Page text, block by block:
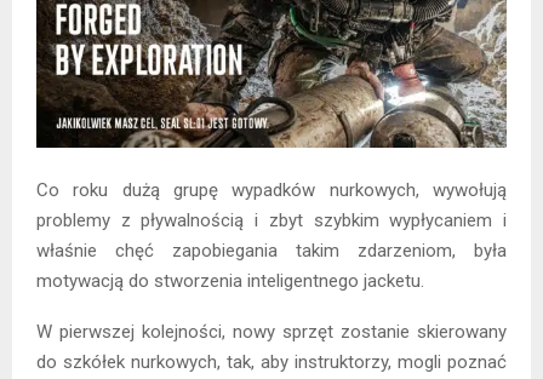
Co roku dużą grupę wypadków nurkowych, wywołują
problemy z pływalnością i zbyt szybkim wypłycaniem i
właśnie chęć zapobiegania takim zdarzeniom, była
motywacją do stworzenia inteligentnego jacketu.
W pierwszej kolejności, nowy sprzęt zostanie skierowany
do szkółek nurkowych, tak, aby instruktorzy, mogli poznać